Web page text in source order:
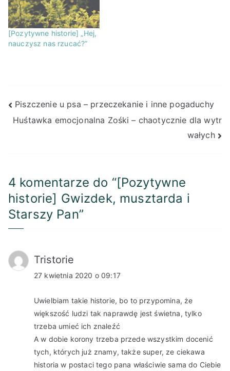
[Pozytywne historie] „Hej,
nauczysz nas rzucać?”
Nawigacja
wpisu
Piszczenie u psa – przeczekanie i inne pogaduchy
Huśtawka emocjonalna Zośki – chaotycznie dla wytr
wałych
4 komentarze do “[Pozytywne
historie] Gwizdek, musztarda i
Starszy Pan”
Tristorie
27 kwietnia 2020 o 09:17
Uwielbiam takie historie, bo to przypomina, że
większość ludzi tak naprawdę jest świetna, tylko
trzeba umieć ich znaleźć
A w dobie korony trzeba przede wszystkim docenić
tych, których już znamy, także super, ze ciekawa
historia w postaci tego pana właściwie sama do Ciebie